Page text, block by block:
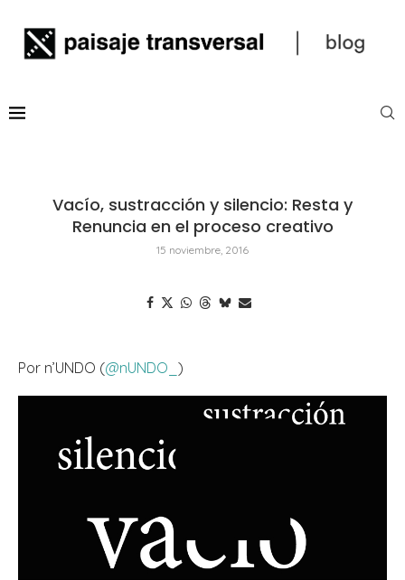
Vacío, sustracción y silencio: Resta y
Renuncia en el proceso creativo
15 noviembre, 2016
Por n’UNDO (@nUNDO_ )